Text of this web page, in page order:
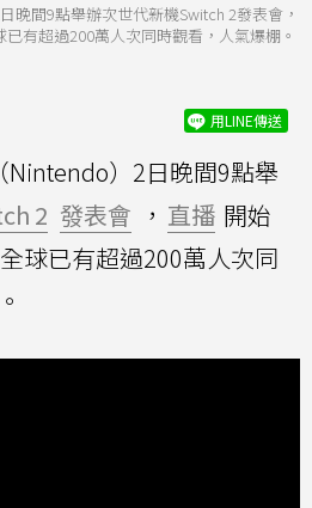
晚間9點舉辦次世代新機Switch 2發表會，
有超過200萬人次同時觀看，人氣爆棚。
用LINE傳送
Nintendo）2日晚間9點舉
2 發表會 ， 直播 開始
球已有超過200萬人次同